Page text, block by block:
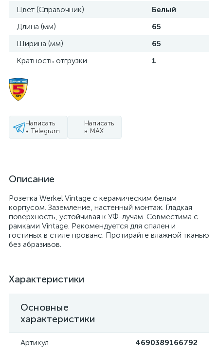
Цвет (Справочник)
Белый
Длина (мм)
65
Ширина (мм)
65
Кратность отгрузки
1
Написать
в Telegram
Написать
в MAX
Описание
Розетка Werkel Vintage с керамическим белым
корпусом. Заземление, настенный монтаж. Гладкая
поверхность, устойчивая к УФ-лучам. Совместима с
рамками Vintage. Рекомендуется для спален и
гостиных в стиле прованс. Протирайте влажной тканью
без абразивов.
Характеристики
Основные
характеристики
Артикул
4690389166792